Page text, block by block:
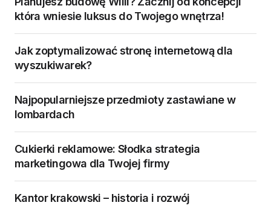
która wniesie luksus do Twojego wnętrza!
Jak zoptymalizować stronę internetową dla
wyszukiwarek?
Najpopularniejsze przedmioty zastawiane w
lombardach
Cukierki reklamowe: Słodka strategia
marketingowa dla Twojej firmy
Kantor krakowski – historia i rozwój